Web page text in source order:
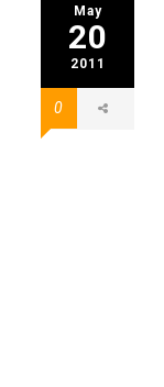
May
20
2011
0